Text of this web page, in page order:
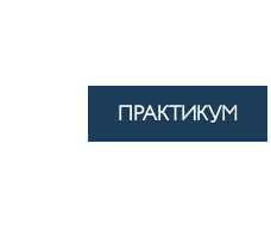
ПРАКТИКУМ